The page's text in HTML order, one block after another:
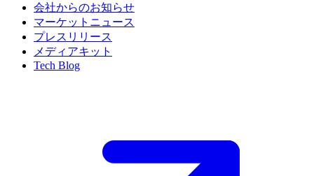
会社からのお知らせ
マーケットニュース
プレスリリース
メディアキット
Tech Blog